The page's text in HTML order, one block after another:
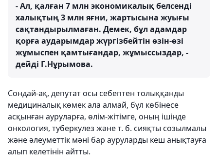
- Ал, қалған 7 млн экономикалық белсенді
халықтың 3 млн яғни, жартысына жуығы
сақтандырылмаған. Демек, бұл адамдар
қорға аударымдар жүргізбейтін өзін-өзі
жұмыспен қамтығандар, жұмыссыздар, -
дейді Г.Нұрымова.
Сондай-ақ, депутат осы себептен толыққанды
медициналық көмек ала алмай, бұл көбінесе
асқынған ауруларға, өлім-жітімге, оның ішінде
онкология, туберкулез және т. б. сияқты созылмалы
және әлеуметтік мәні бар ауруларды кеш анықтауға
алып келетінін айтты.